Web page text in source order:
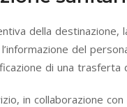
della
del
di una trasferta
in collaborazione